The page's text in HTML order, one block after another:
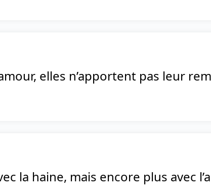
elles n’apportent pas leur
la haine, mais encore plus avec